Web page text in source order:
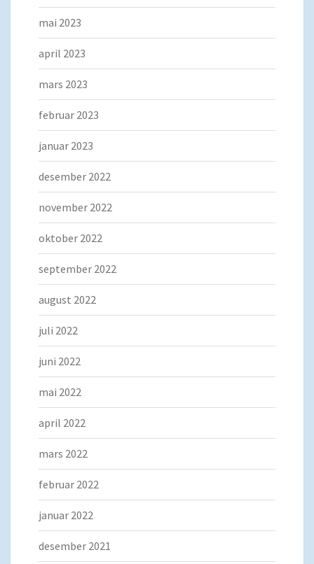
mai 2023
april 2023
mars 2023
februar 2023
januar 2023
desember 2022
november 2022
oktober 2022
september 2022
august 2022
juli 2022
juni 2022
mai 2022
april 2022
mars 2022
februar 2022
januar 2022
desember 2021